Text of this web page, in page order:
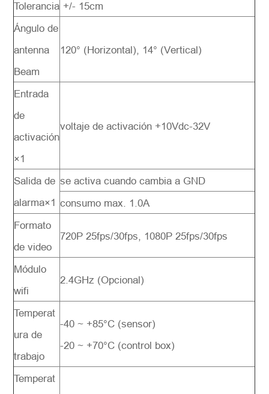
Tolerancia +/- 15cm
Ángulo de
antenna
Beam
120° (Horizontal), 14° (Vertical)
Entrada
de
activación
×1
voltaje de activación +10Vdc-32V
Salida de
alarma×1
se activa cuando cambia a GND
consumo max. 1.0A
Formato
de video
720P 25fps/30fps, 1080P 25fps/30fps
Módulo
wifi
2.4GHz (Opcional)
Temperat
ura de
trabajo
-40 ~ +85°C (sensor)
-20 ~ +70°C (control box)
Temperat